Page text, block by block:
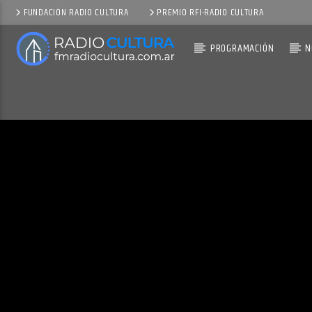
FUNDACIÓN RADIO CULTURA PREMIO RFI-RADIO CULTURA
PROGRAMACIÓN